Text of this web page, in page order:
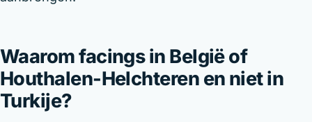
Waarom facings in België of
Houthalen-Helchteren en niet in
Turkije?